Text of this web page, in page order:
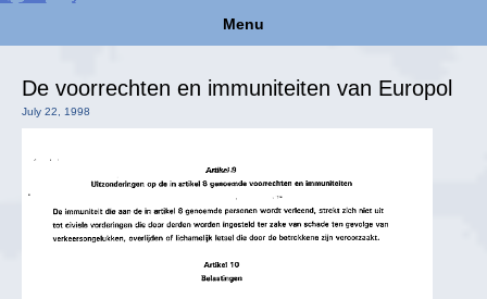
Menu
De voorrechten en immuniteiten van Europol
July 22, 1998